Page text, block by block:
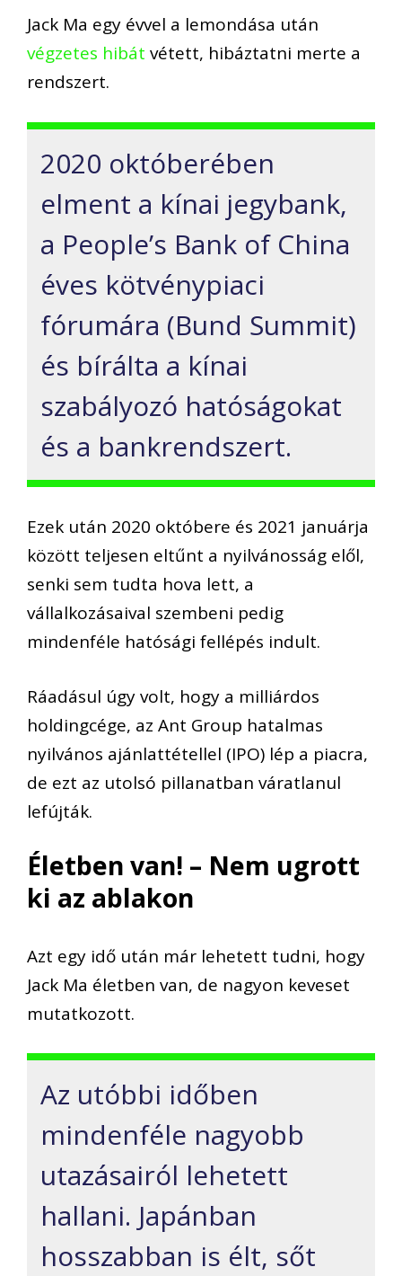
Jack Ma egy évvel a lemondása után
végzetes hibát vétett, hibáztatni merte a
rendszert.
2020 októberében
elment a kínai jegybank,
a People’s Bank of China
éves kötvénypiaci
fórumára (Bund Summit)
és bírálta a kínai
szabályozó hatóságokat
és a bankrendszert.
Ezek után 2020 októbere és 2021 januárja
között teljesen eltűnt a nyilvánosság elől,
senki sem tudta hova lett, a
vállalkozásaival szembeni pedig
mindenféle hatósági fellépés indult.
Ráadásul úgy volt, hogy a milliárdos
holdingcége, az Ant Group hatalmas
nyilvános ajánlattétellel (IPO) lép a piacra,
de ezt az utolsó pillanatban váratlanul
lefújták.
Életben van! – Nem ugrott
ki az ablakon
Azt egy idő után már lehetett tudni, hogy
Jack Ma életben van, de nagyon keveset
mutatkozott.
Az utóbbi időben
mindenféle nagyobb
utazásairól lehetett
hallani. Japánban
hosszabban is élt, sőt